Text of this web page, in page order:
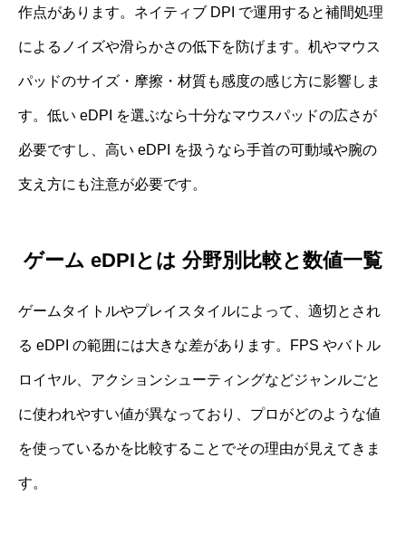
作点があります。ネイティブ DPI で運用すると補間処理
によるノイズや滑らかさの低下を防げます。机やマウス
パッドのサイズ・摩擦・材質も感度の感じ方に影響しま
す。低い eDPI を選ぶなら十分なマウスパッドの広さが
必要ですし、高い eDPI を扱うなら手首の可動域や腕の
支え方にも注意が必要です。
ゲーム eDPIとは 分野別比較と数値一覧
ゲームタイトルやプレイスタイルによって、適切とされ
る eDPI の範囲には大きな差があります。FPS やバトル
ロイヤル、アクションシューティングなどジャンルごと
に使われやすい値が異なっており、プロがどのような値
を使っているかを比較することでその理由が見えてきま
す。